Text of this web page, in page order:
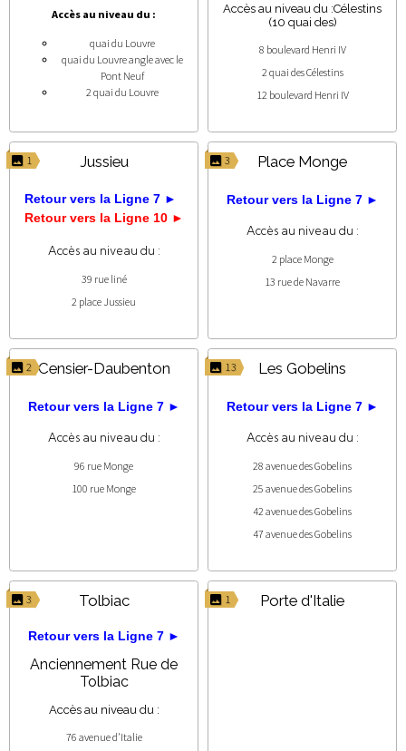
Accès au niveau du :
quai du Louvre
quai du Louvre angle avec le
Pont Neuf
2 quai du Louvre
Accès au niveau du :Célestins
(10 quai des)
8 boulevard Henri IV
2 quai des Célestins
12 boulevard Henri IV
1 Jussieu
Retour vers la Ligne 7 ►
Retour vers la Ligne 10 ►
Accès au niveau du :
39 rue liné
2 place Jussieu
3 Place Monge
Retour vers la Ligne 7 ►
Accès au niveau du :
2 place Monge
13 rue de Navarre
2 Censier-Daubenton
Retour vers la Ligne 7 ►
Accès au niveau du :
96 rue Monge
100 rue Monge
13 Les Gobelins
Retour vers la Ligne 7 ►
Accès au niveau du :
28 avenue des Gobelins
25 avenue des Gobelins
42 avenue des Gobelins
47 avenue des Gobelins
3 Tolbiac
Retour vers la Ligne 7 ►
Anciennement Rue de
Tolbiac
Accès au niveau du :
76 avenue d'Italie
1 Porte d'Italie